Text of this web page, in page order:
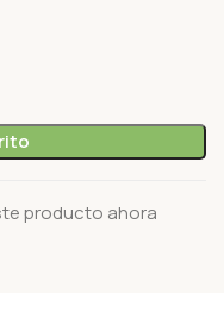
producto ahora